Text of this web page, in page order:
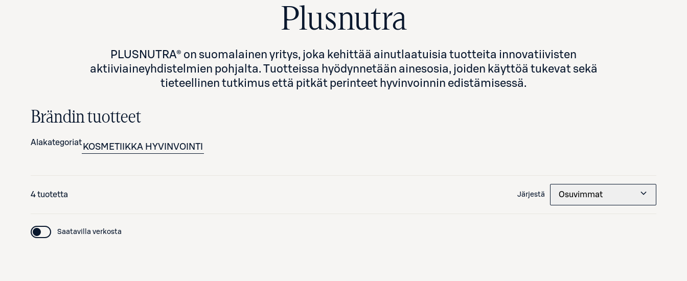
Plusnutra
PLUSNUTRA® on suomalainen yritys, joka kehittää ainutlaatuisia tuotteita innovatiivisten
aktiiviaineyhdistelmien pohjalta. Tuotteissa hyödynnetään ainesosia, joiden käyttöä tukevat sekä
tieteellinen tutkimus että pitkät perinteet hyvinvoinnin edistämisessä.
Brändin tuotteet
Alakategoriat KOSMETIIKKA HYVINVOINTI
4 tuotetta Järjestä Osuvimmat
Saatavilla verkosta